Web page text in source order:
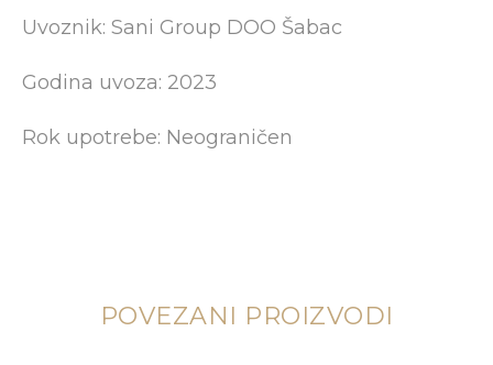
Uvoznik: Sani Group DOO Šabac
Godina uvoza: 2023
Rok upotrebe: Neograničen
POVEZANI PROIZVODI